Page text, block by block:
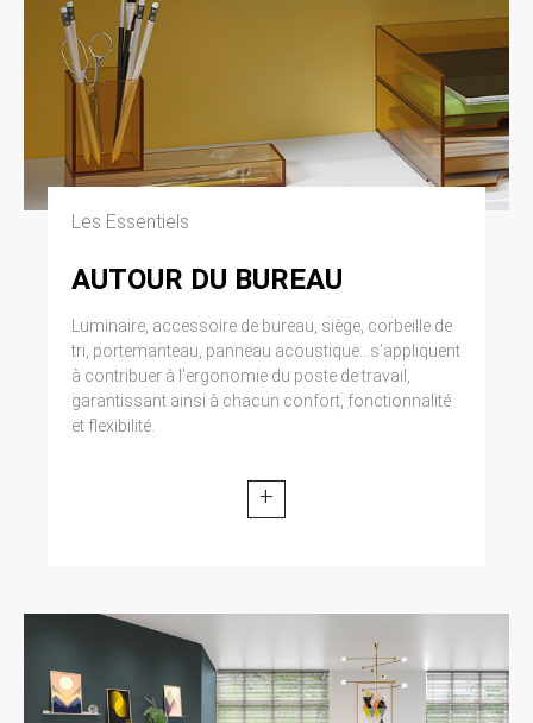
Les Essentiels
AUTOUR DU BUREAU
Luminaire, accessoire de bureau, siège, corbeille de
tri, portemanteau, panneau acoustique...s’appliquent
à contribuer à l’ergonomie du poste de travail,
garantissant ainsi à chacun confort, fonctionnalité
et flexibilité.
+